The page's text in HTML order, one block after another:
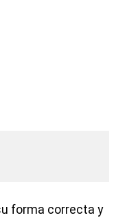
forma correcta y